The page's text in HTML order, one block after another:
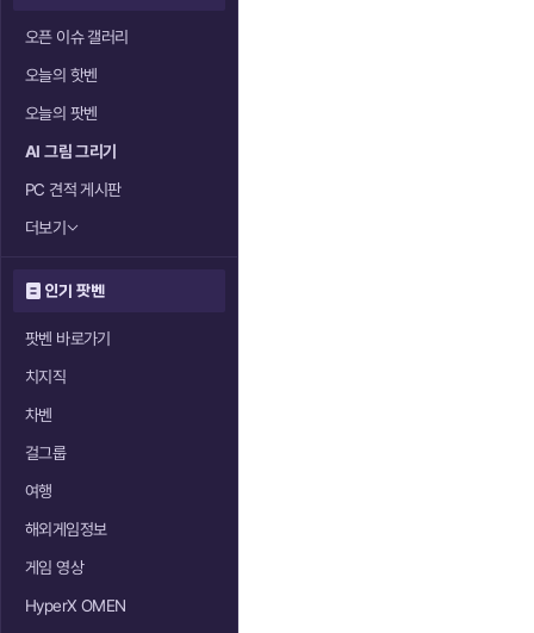
오픈 이슈 갤러리
오늘의 핫벤
오늘의 팟벤
AI 그림 그리기
PC 견적 게시판
더보기
인기 팟벤
팟벤 바로가기
치지직
차벤
걸그룹
여행
해외게임정보
게임 영상
HyperX OMEN